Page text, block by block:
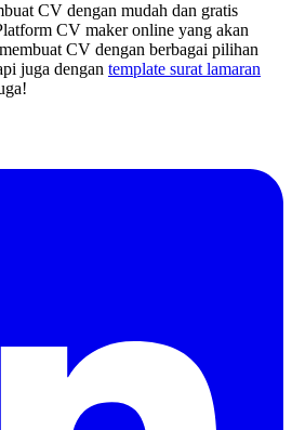
CV dengan mudah dan gratis
CV maker online yang akan
CV dengan berbagai pilihan
juga dengan template surat lamaran